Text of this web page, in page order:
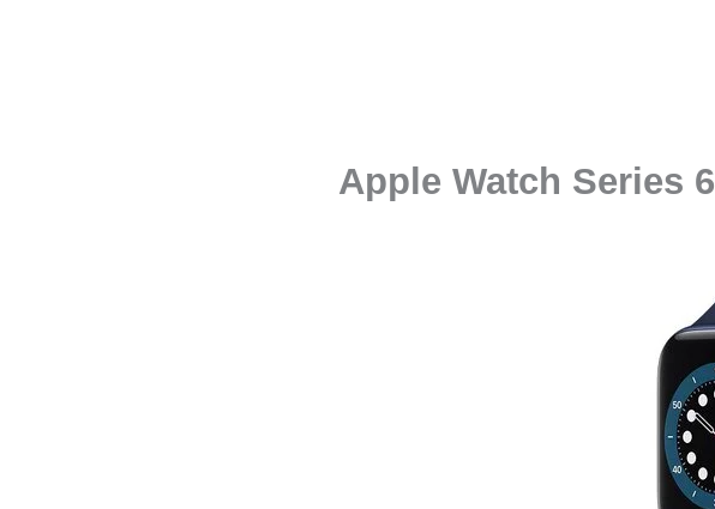
Apple Watch Series 6